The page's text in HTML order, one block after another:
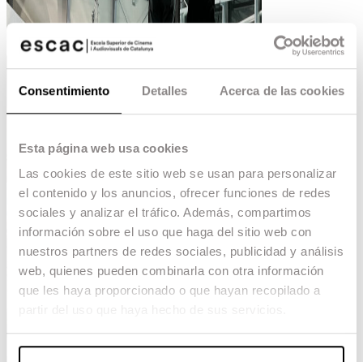
Consentimiento Detalles Acerca de las cookies
Esta página web usa cookies
Las cookies de este sitio web se usan para personalizar
el contenido y los anuncios, ofrecer funciones de redes
sociales y analizar el tráfico. Además, compartimos
información sobre el uso que haga del sitio web con
nuestros partners de redes sociales, publicidad y análisis
web, quienes pueden combinarla con otra información
que les haya proporcionado o que hayan recopilado a